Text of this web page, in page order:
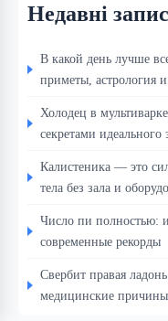
Недавні
В какой день лучше
приметы, астрология
Холодец в
секретами идеального
Калистеника — это
тела без зала и
Число пи полностью:
современные рекорды
Свербит правая
медицинские причины